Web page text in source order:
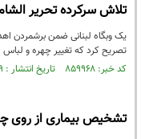
تلاش سرکرده تحریر
یک وبگاه لبنانی ضمن برشمردن
تصریح کرد که تغییر چهره و لباس
کد خبر: ۸۵۹۹۶۸ تاریخ انتشار : ۱۴۰۳/۰۹/۱۹
تشخیص بیماری از روی